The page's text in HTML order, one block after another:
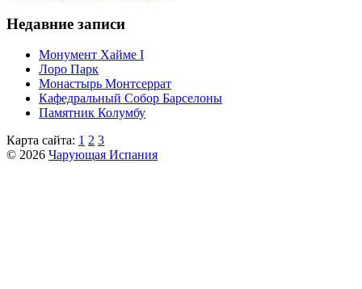
Недавние записи
Монумент Хайме I
Лоро Парк
Монастырь Монтсеррат
Кафeдрaльный Собор Барселоны
Пaмятник Колумбу
Карта сайта: 1 2 3
© 2026 Чарующая Испания